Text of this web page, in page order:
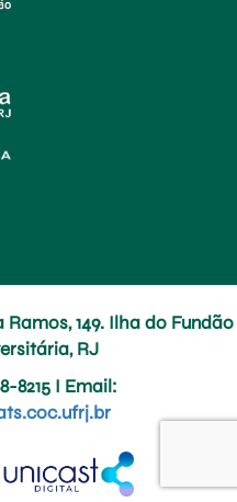
149. Ilha do Fundão
RJ
8215 I Email: